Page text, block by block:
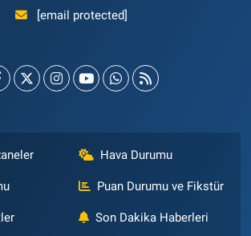
[email protected]
Hava Durumu
Puan Durumu ve Fikstür
Son Dakika Haberleri